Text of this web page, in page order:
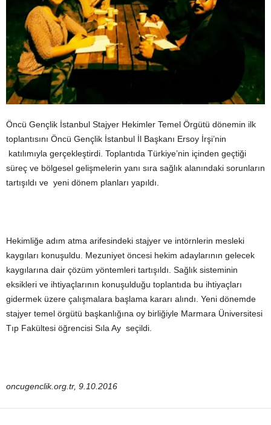
Öncü Gençlik İstanbul Stajyer Hekimler Temel Örgütü dönemin ilk
toplantısını Öncü Gençlik İstanbul İl Başkanı Ersoy İrşi’nin
katılımıyla gerçekleştirdi. Toplantıda Türkiye’nin içinden geçtiği
süreç ve bölgesel gelişmelerin yanı sıra sağlık alanındaki sorunların
tartışıldı ve yeni dönem planları yapıldı.
Hekimliğe adım atma arifesindeki stajyer ve intörnlerin mesleki
kaygıları konuşuldu. Mezuniyet öncesi hekim adaylarının gelecek
kaygılarına dair çözüm yöntemleri tartışıldı. Sağlık sisteminin
eksikleri ve ihtiyaçlarının konuşulduğu toplantıda bu ihtiyaçları
gidermek üzere çalışmalara başlama kararı alındı. Yeni dönemde
stajyer temel örgütü başkanlığına oy birliğiyle Marmara Üniversitesi
Tıp Fakültesi öğrencisi Sıla Ay seçildi.
oncugenclik.org.tr, 9.10.2016